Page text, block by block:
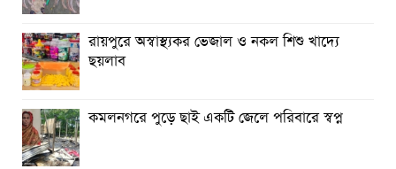
রায়পুরে অস্বাস্থ্যকর ভেজাল ও নকল শিশু খাদ্যে
ছয়লাব
কমলনগরে পুড়ে ছাই একটি জেলে পরিবারে স্বপ্ন